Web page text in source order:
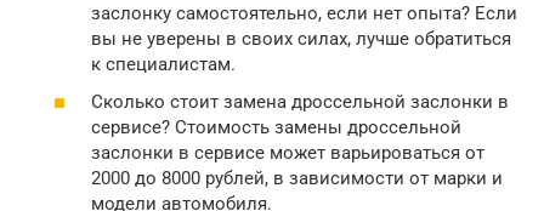
заслонку самостоятельно, если нет опыта? Если
вы не уверены в своих силах, лучше обратиться
к специалистам.
Сколько стоит замена дроссельной заслонки в
сервисе? Стоимость замены дроссельной
заслонки в сервисе может варьироваться от
2000 до 8000 рублей, в зависимости от марки и
модели автомобиля.